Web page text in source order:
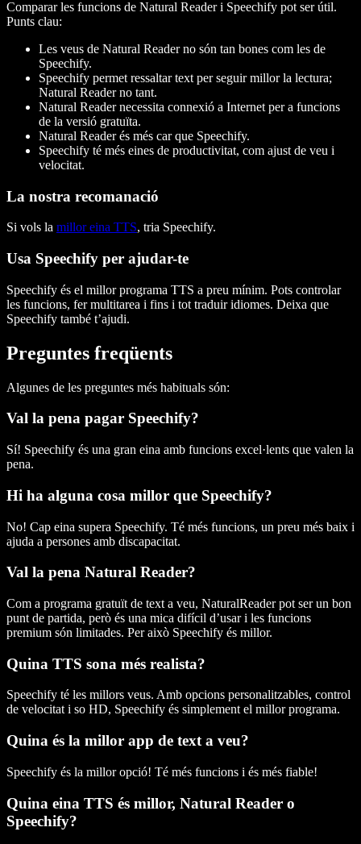
Comparar les funcions de Natural Reader i Speechify pot ser útil.
Punts clau:
Les veus de Natural Reader no són tan bones com les de
Speechify.
Speechify permet ressaltar text per seguir millor la lectura;
Natural Reader no tant.
Natural Reader necessita connexió a Internet per a funcions
de la versió gratuïta.
Natural Reader és més car que Speechify.
Speechify té més eines de productivitat, com ajust de veu i
velocitat.
La nostra recomanació
Si vols la millor eina TTS, tria Speechify.
Usa Speechify per ajudar-te
Speechify és el millor programa TTS a preu mínim. Pots controlar
les funcions, fer multitarea i fins i tot traduir idiomes. Deixa que
Speechify també t’ajudi.
Preguntes freqüents
Algunes de les preguntes més habituals són:
Val la pena pagar Speechify?
Sí! Speechify és una gran eina amb funcions excel·lents que valen la
pena.
Hi ha alguna cosa millor que Speechify?
No! Cap eina supera Speechify. Té més funcions, un preu més baix i
ajuda a persones amb discapacitat.
Val la pena Natural Reader?
Com a programa gratuït de text a veu, NaturalReader pot ser un bon
punt de partida, però és una mica difícil d’usar i les funcions
premium són limitades. Per això Speechify és millor.
Quina TTS sona més realista?
Speechify té les millors veus. Amb opcions personalitzables, control
de velocitat i so HD, Speechify és simplement el millor programa.
Quina és la millor app de text a veu?
Speechify és la millor opció! Té més funcions i és més fiable!
Quina eina TTS és millor, Natural Reader o
Speechify?